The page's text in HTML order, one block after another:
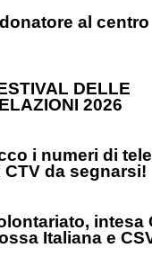
al centro
DELLE
2026
i numeri di
CTV da segnarsi!
intesa
Italiana e